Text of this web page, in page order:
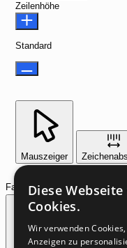
Zeilenhöhe
Standard
Mauszeiger
Farbmodule
Diese
Cookies.
Wir verwenden
Anzeigen zu